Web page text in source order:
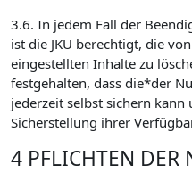
3.6. In jedem Fall der
ist die JKU berechtigt, die
eingestellten Inhalte zu
festgehalten, dass die*der
jederzeit selbst sichern
Sicherstellung ihrer
4 PFLICHTEN DER